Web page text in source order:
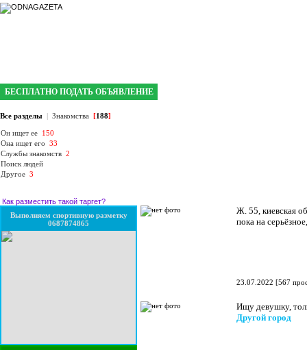
БЕСПЛАТНО ПОДАТЬ ОБЪЯВЛЕНИЕ
Все разделы | Знакомства [188]
Он ищет ее 150
Она ищет его 33
Службы знакомств 2
Поиск людей
Другое 3
Как разместить такой таргет?
Выполняем спортивную разметку
0687874865
Ж. 55, киевская
пока на
23.07.2022 [567
Ищу девушку,
Другой город